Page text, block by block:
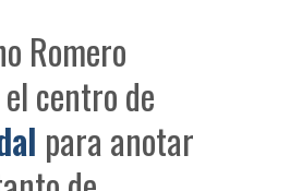
Romero
centro de
para anotar